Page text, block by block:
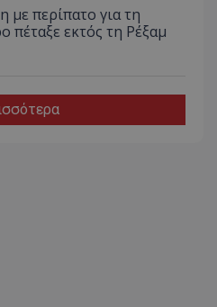
με περίπατο για τη
πέταξε εκτός τη Ρέξαμ